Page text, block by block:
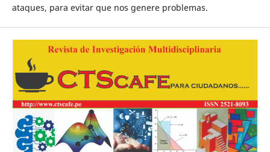
ataques, para evitar que nos genere problemas.